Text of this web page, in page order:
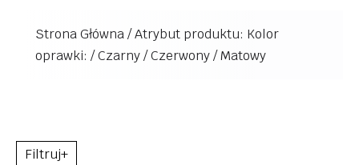
Strona Główna/Atrybut produktu: Kolor
oprawki: /Czarny / Czerwony / Matowy
+